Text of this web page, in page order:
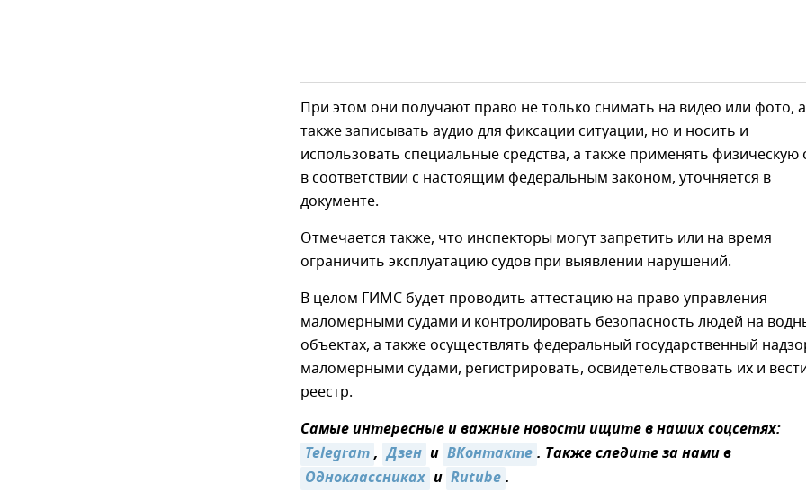
При этом они получают право не только снимать на видео или фото, а
также записывать аудио для фиксации ситуации, но и носить и
использовать специальные средства, а также применять физическую
в соответствии с настоящим федеральным законом, уточняется в
документе.
Отмечается также, что инспекторы могут запретить или на время
ограничить эксплуатацию судов при выявлении нарушений.
В целом ГИМС будет проводить аттестацию на право управления
маломерными судами и контролировать безопасность людей на
объектах, а также осуществлять федеральный государственный
маломерными судами, регистрировать, освидетельствовать их и
реестр.
Самые интересные и важные новости ищите в наших соцсетях:
Telegram, Дзен и ВКонтакте. Также следите за нами в
Одноклассниках и Rutube.